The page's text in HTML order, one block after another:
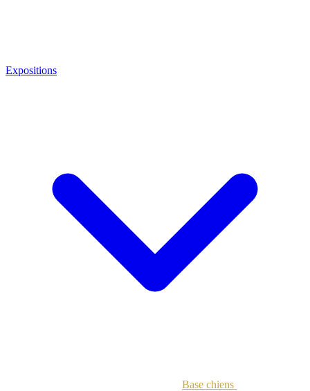
Expositions
Base chiens